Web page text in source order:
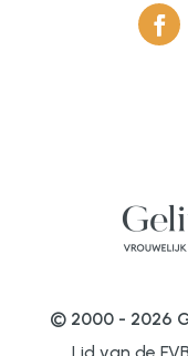
© 2000 - 2026